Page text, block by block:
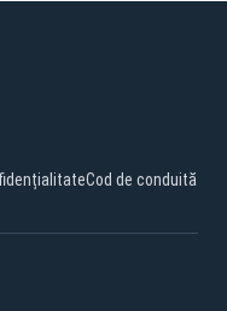
Cod de conduită